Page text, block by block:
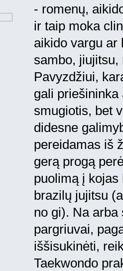
- romenų,
ir taip moka
aikido vargu ar
sambo, jiujitsu,
Pavyzdžiui,
gali priešininka
smugiotis, bet
didesne
pereidamas iš
gerą progą
puolimą į
brazilų jujitsu
no gi). Na
pargriuvai,
iššisukinėti,
Taekwondo